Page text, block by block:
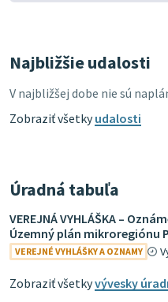
Najbližšie udalosti
V najbližšej dobe nie sú
Zobraziť všetkyudalosti
Úradná tabuľa
VEREJNÁ VYHLÁŠKA –
Územný plán mikroregiónu
VEREJNÉ VYHLÁŠKY A OZNAMY
Zobraziť všetkyvývesky